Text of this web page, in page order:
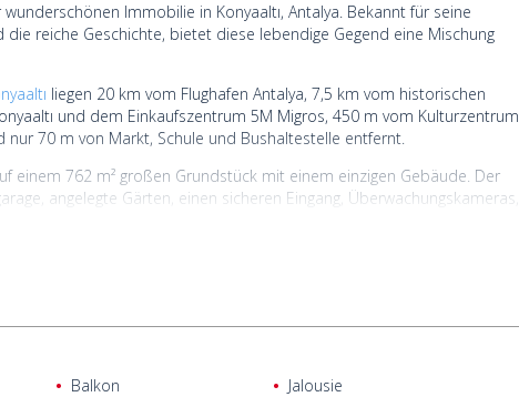
Immobilie in Konyaaltı, Antalya. Bekannt für seine
reiche Geschichte, bietet diese lebendige Gegend eine Mischung
liegen 20 km vom Flughafen Antalya, 7,5 km vom historischen
und dem Einkaufszentrum 5M Migros, 450 m vom Kulturzentrum
70 m von Markt, Schule und Bushaltestelle entfernt.
einem 762 m² großen Grundstück mit einem einzigen Gebäude. Der
angelegte Gärten, einen sicheren Eingang, Überwachungskameras,
Balkon
Jalousie